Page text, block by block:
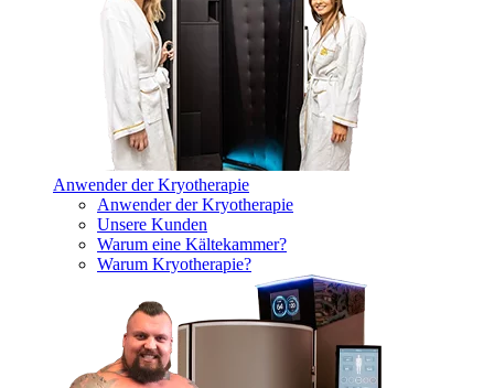
Anwender der Kryotherapie
Anwender der Kryotherapie
Unsere Kunden
Warum eine Kältekammer?
Warum Kryotherapie?